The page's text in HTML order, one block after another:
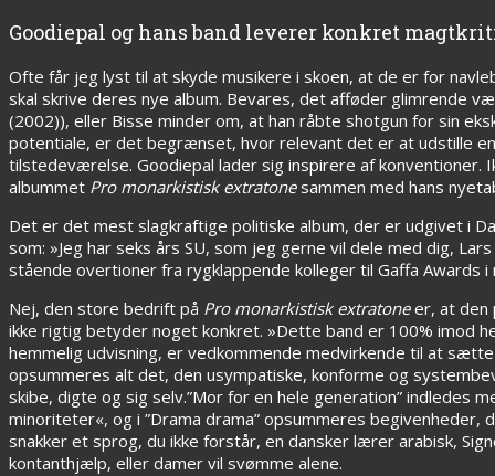
Goodiepal og hans band leverer konkret
Ofte får jeg lyst til at skyde musikere i skoen, at de er for
skal skrive deres nye album. Bevares, det afføder glimrende
(2002)), eller Bisse minder om, at han råbte shotgun for sin
potentiale, er det begrænset, hvor relevant det er at udstille
tilstedeværelse. Goodiepal lader sig inspirere af
albummet Pro monarkistisk extratonesammen med hans
Det er det mest slagkraftige politiske album, der er udgivet i
som: »Jeg har seks års SU, som jeg gerne vil dele med dig,
stående overtioner fra rygklappende kolleger til Gaffa Awards
Nej, den store bedrift på Pro monarkistisk extratoneer, at den
ikke rigtig betyder noget konkret. »Dette band er 100% imod
hemmelig udvisning, er vedkommende medvirkende til at
opsummeres alt det, den usympatiske, konforme og
skibe, digte og sig selv.”Mor for en hele generation” indledes
minoriteter«, og i ”Drama drama” opsummeres
snakker et sprog, du ikke forstår, en dansker lærer arabisk,
kontanthjælp, eller damer vil svømme alene.